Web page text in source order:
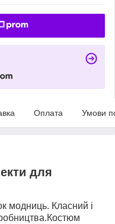
Оплата Умови
для
модниць. Класний і